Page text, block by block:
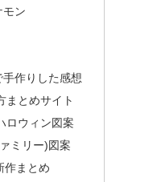
ン
作りした感想
とめサイト
ロウィン図案
ミリー)図案
作まとめ